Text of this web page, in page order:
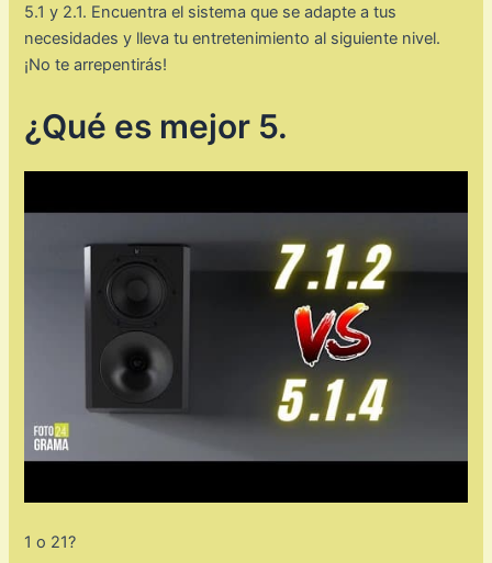
5.1 y 2.1. Encuentra el sistema que se adapte a tus
necesidades y lleva tu entretenimiento al siguiente nivel.
¡No te arrepentirás!
¿Qué es mejor 5.
1 o 21?